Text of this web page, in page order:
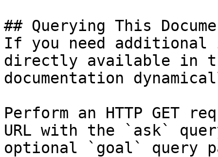
## Querying This
If you need
directly available in
documentation
Perform an HTTP GET
URL with the `ask`
optional `goal` query